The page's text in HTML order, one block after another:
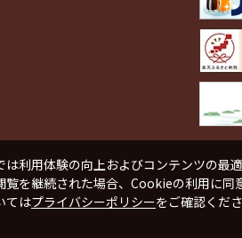
は利用体験の向上およびコンテンツの最
覧を継続された場合、Cookieの利用に同
てはプライバシーポリシーをご確認くださ